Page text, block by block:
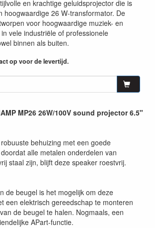
en krachtige geluidsprojector die is
hoogwaardige 26 W-transformator. De
voor hoogwaardige muziek- en
vele industriële of professionele
binnen als buiten.
op voor de levertijd.
MP26 26W/100V sound projector 6.5"
behuizing met een goede
alle metalen onderdelen van
staal zijn, blijft deze speaker roestvrij.
de beugel is het mogelijk om deze
een elektrisch gereedschap te monteren
de beugel te halen. Nogmaals, een
APart-functie.